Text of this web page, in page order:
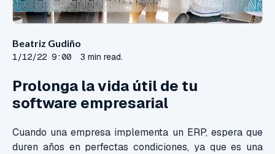
Beatriz Gudiño
1/12/22 9:00 3 min read.
Prolonga la vida útil de tu
software empresarial
Cuando una empresa implementa un ERP, espera que
duren años en perfectas condiciones, ya que es una